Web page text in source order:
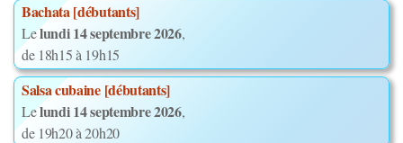
Bachata [débutants]
Lelundi 14 septembre 2026,
de 18h15 à 19h15
Salsa cubaine [débutants]
Lelundi 14 septembre 2026,
de 19h20 à 20h20